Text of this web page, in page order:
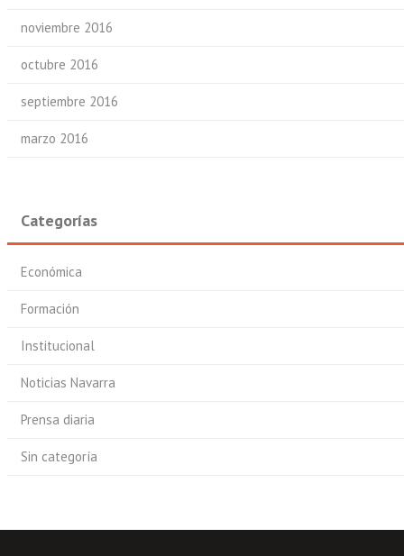
noviembre 2016
octubre 2016
septiembre 2016
marzo 2016
Categorías
Económica
Formación
Institucional
Noticias Navarra
Prensa diaria
Sin categoría